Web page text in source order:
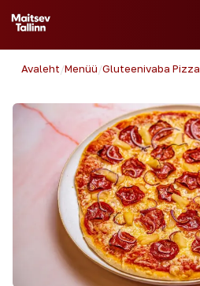
Avaleht/Menüü/Gluteenivaba Pizza